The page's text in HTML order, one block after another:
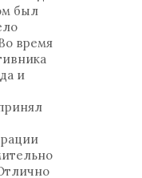
был
время
и